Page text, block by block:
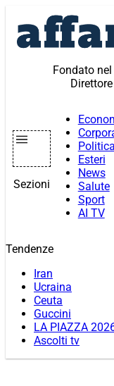
contenuto
Fondato
Sezioni
Politica
Esteri
News
Salute
Sport
AI TV
Tendenze
Iran
Ucraina
Ceuta
Guccini
LA PIAZZA
Ascolti tv